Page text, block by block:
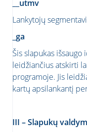
__utmv
Lankytojų
_ga
Šis slapukas
leidžiančius atskirti
programoje. Jis
kartų apsilankantį
III – Slapukų